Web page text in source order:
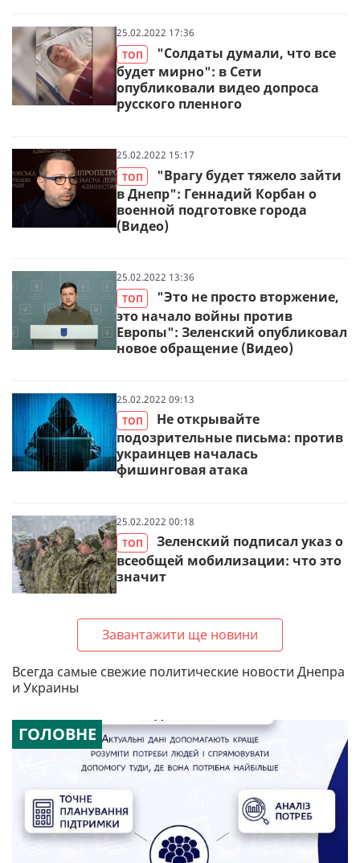
25.02.2022 17:36
ТОП
"Солдаты думали, что все
будет мирно": в Сети
опубликовали видео допроса
русского пленного
25.02.2022 15:17
ТОП
"Врагу будет тяжело зайти
в Днепр": Геннадий Корбан о
военной подготовке города
(Видео)
25.02.2022 13:36
ТОП
"Это не просто вторжение,
это начало войны против
Европы": Зеленский опубликовал
новое обращение (Видео)
25.02.2022 09:13
ТОП
Не открывайте
подозрительные письма: против
украинцев началась
фишинговая атака
25.02.2022 00:18
ТОП
Зеленский подписал указ о
всеобщей мобилизации: что это
значит
Завантажити ще новини
Всегда самые свежие политические новости Днепра
и Украины
ГОЛОВНЕ